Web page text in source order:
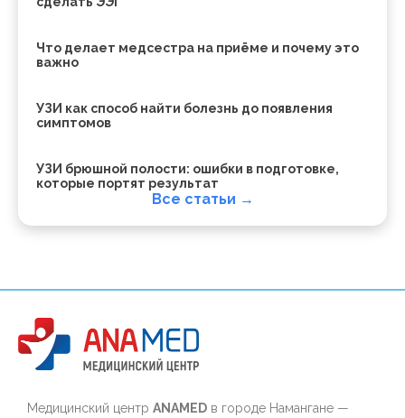
Что делает медсестра на приёме и почему это
важно
УЗИ как способ найти болезнь до появления
симптомов
УЗИ брюшной полости: ошибки в подготовке,
которые портят результат
Все статьи →
Медицинский центр ANAMED в городе Намангане —